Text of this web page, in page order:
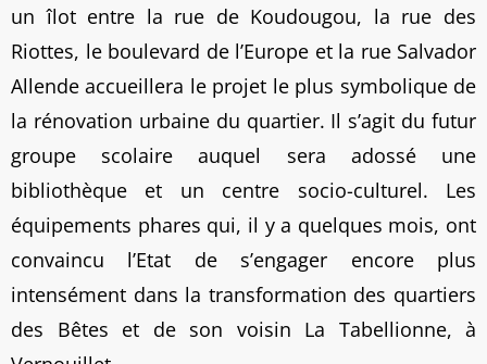
un îlot entre la rue de Koudougou, la rue des
Riottes, le boulevard de l’Europe et la rue Salvador
Allende accueillera le projet le plus symbolique de
la rénovation urbaine du quartier. Il s’agit du futur
groupe scolaire auquel sera adossé une
bibliothèque et un centre socio-culturel. Les
équipements phares qui, il y a quelques mois, ont
convaincu l’Etat de s’engager encore plus
intensément dans la transformation des quartiers
des Bêtes et de son voisin La Tabellionne, à